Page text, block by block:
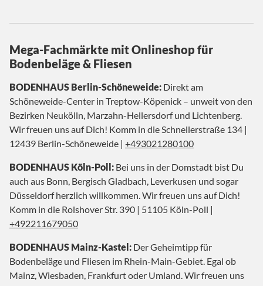
Mega-Fachmärkte mit Onlineshop für
Bodenbeläge & Fliesen
BODENHAUS Berlin-Schöneweide: Direkt am
Schöneweide-Center in Treptow-Köpenick – unweit von den
Bezirken Neukölln, Marzahn-Hellersdorf und Lichtenberg.
Wir freuen uns auf Dich! Komm in die Schnellerstraße 134 |
12439 Berlin-Schöneweide | +493021280100
BODENHAUS Köln-Poll: Bei uns in der Domstadt bist Du
auch aus Bonn, Bergisch Gladbach, Leverkusen und sogar
Düsseldorf herzlich willkommen. Wir freuen uns auf Dich!
Komm in die Rolshover Str. 390 | 51105 Köln-Poll |
+492211679050
BODENHAUS Mainz-Kastel: Der Geheimtipp für
Bodenbeläge und Fliesen im Rhein-Main-Gebiet. Egal ob
Mainz, Wiesbaden, Frankfurt oder Umland. Wir freuen uns